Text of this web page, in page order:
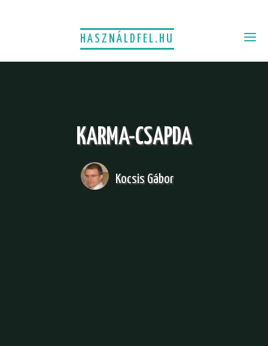
HASZNÁLDFEL.HU
KARMA-CSAPDA
Kocsis Gábor